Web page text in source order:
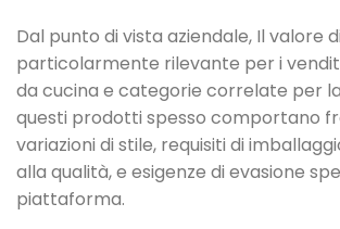
Dal punto di vista aziendale, Il valore
particolarmente rilevante per i
da cucina e categorie correlate per
questi prodotti spesso comportano
variazioni di stile, requisiti di
alla qualità, e esigenze di evasione
piattaforma.